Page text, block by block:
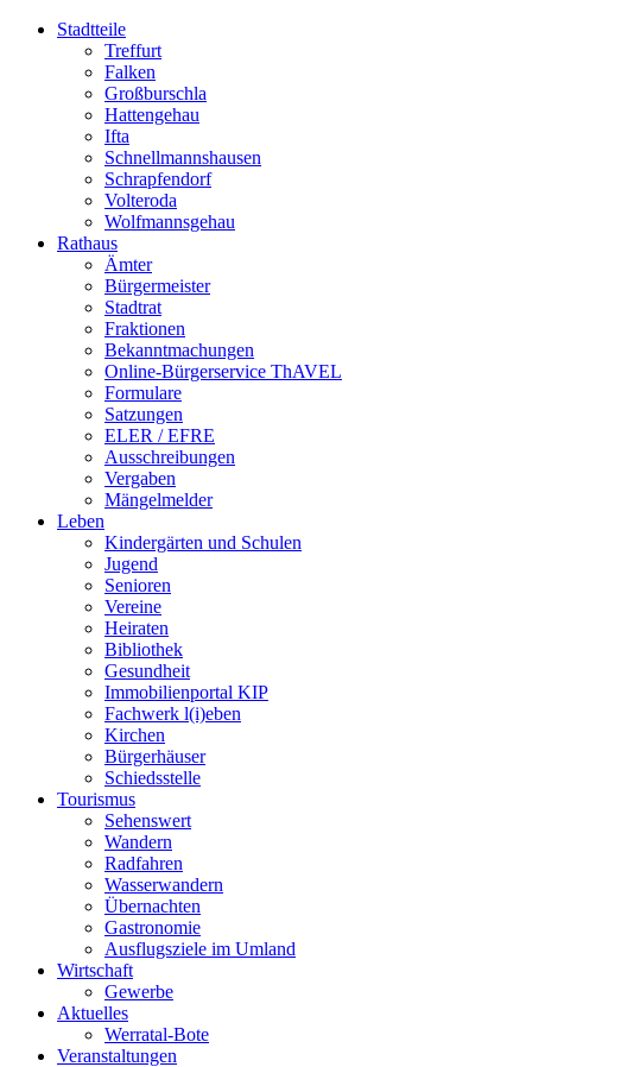
Stadtteile
Treffurt
Falken
Großburschla
Hattengehau
Ifta
Schnellmannshausen
Schrapfendorf
Volteroda
Wolfmannsgehau
Rathaus
Ämter
Bürgermeister
Stadtrat
Fraktionen
Bekanntmachungen
Online-Bürgerservice ThAVEL
Formulare
Satzungen
ELER / EFRE
Ausschreibungen
Vergaben
Mängelmelder
Leben
Kindergärten und Schulen
Jugend
Senioren
Vereine
Heiraten
Bibliothek
Gesundheit
Immobilienportal KIP
Fachwerk l(i)eben
Kirchen
Bürgerhäuser
Schiedsstelle
Tourismus
Sehenswert
Wandern
Radfahren
Wasserwandern
Übernachten
Gastronomie
Ausflugsziele im Umland
Wirtschaft
Gewerbe
Aktuelles
Werratal-Bote
Veranstaltungen